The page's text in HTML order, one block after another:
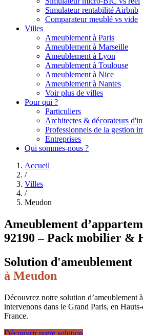
Simulateur rentabilité Airbnb
Comparateur meublé vs vide
Villes
Ameublement à Paris
Ameublement à Marseille
Ameublement à Lyon
Ameublement à Toulouse
Ameublement à Nice
Ameublement à Nantes
Voir plus de villes
Pour qui ?
Particuliers
Architectes & décorateurs
Professionnels de la gestion
Entreprises
Qui sommes-nous ?
Accueil
/
Villes
/
Meudon
Ameublement
92190 – Pack mobilier &
Solution d'ameublement
à Meudon
Découvrez notre solution d’ameublement
intervenons dans le Grand Paris, en
France.
Découvrir notre solution